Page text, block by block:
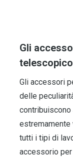
Gli
Gli accessori
delle
contribuiscono
tutti i tipi di
accessorio